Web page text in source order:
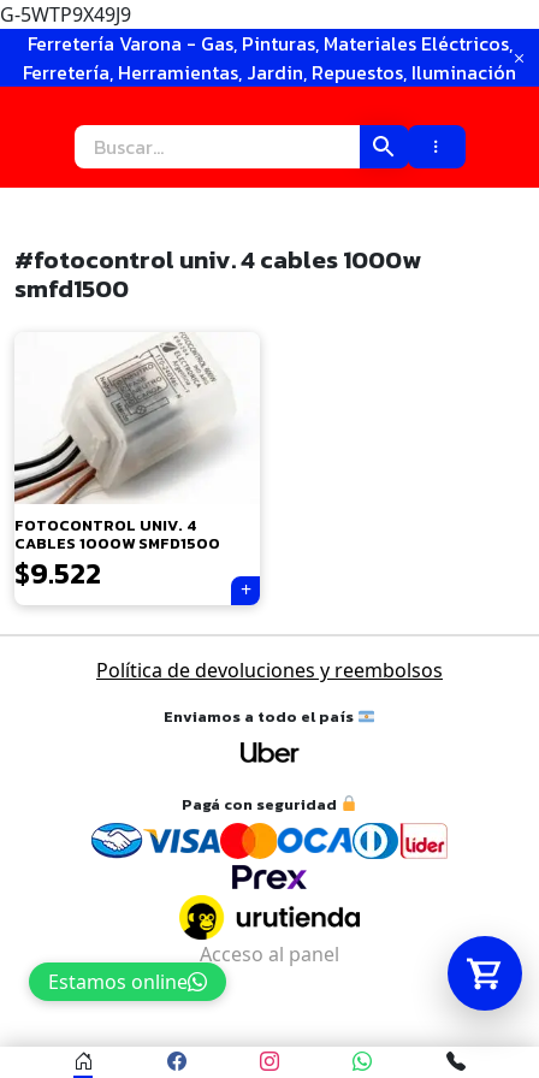
G-5WTP9X49J9
Ferretería Varona - Gas, Pinturas, Materiales Eléctricos,
Ferretería, Herramientas, Jardin, Repuestos, Iluminación
#fotocontrol univ. 4 cables 1000w
smfd1500
FOTOCONTROL UNIV. 4
CABLES 1000W SMFD1500
$9.522
Política de devoluciones y reembolsos
Enviamos a todo el país
Pagá con seguridad
Estamos online
Acceso al panel
Tu carrito está vacío.
automáticamente.